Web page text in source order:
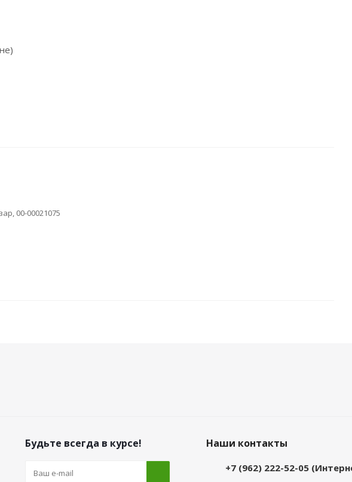
00-00021075
Будьте всегда в курсе! Наши контакты
+7 (962) 222-52-05